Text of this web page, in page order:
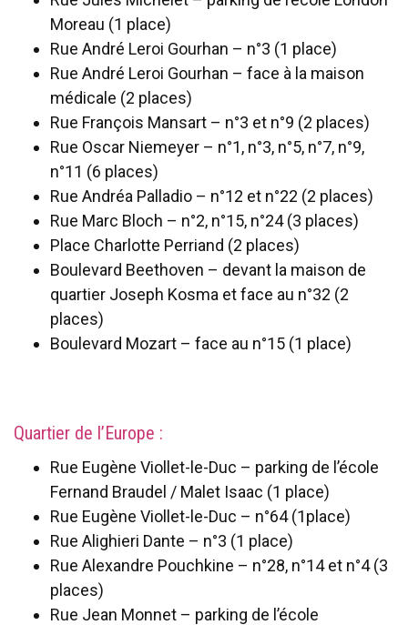
Moreau (1 place)
Rue André Leroi Gourhan – n°3 (1 place)
Rue André Leroi Gourhan – face à la maison
médicale (2 places)
Rue François Mansart – n°3 et n°9 (2 places)
Rue Oscar Niemeyer – n°1, n°3, n°5, n°7, n°9,
n°11 (6 places)
Rue Andréa Palladio – n°12 et n°22 (2 places)
Rue Marc Bloch – n°2, n°15, n°24 (3 places)
Place Charlotte Perriand (2 places)
Boulevard Beethoven – devant la maison de
quartier Joseph Kosma et face au n°32 (2
places)
Boulevard Mozart – face au n°15 (1 place)
Quartier de l’Europe :
Rue Eugène Viollet-le-Duc – parking de l’école
Fernand Braudel / Malet Isaac (1 place)
Rue Eugène Viollet-le-Duc – n°64 (1place)
Rue Alighieri Dante – n°3 (1 place)
Rue Alexandre Pouchkine – n°28, n°14 et n°4 (3
places)
Rue Jean Monnet – parking de l’école